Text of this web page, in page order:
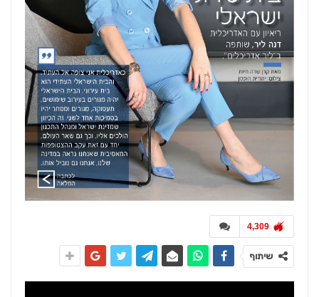
4,309
שיתוף